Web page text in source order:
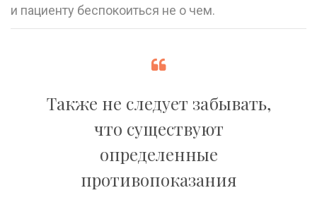
и пациенту беспокоиться не о чем.
Также не следует забывать,
что существуют
определенные
противопоказания